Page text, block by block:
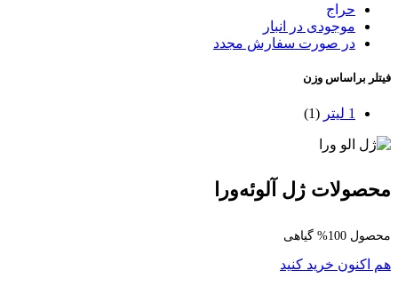
حراج
موجودی در انبار
در صورت سفارش مجدد
فیتلر براساس وزن
1 لیتر (1)
محصولات ژل آلوئه‌ورا
محصول 100% گیاهی
هم اکنون خرید کنید